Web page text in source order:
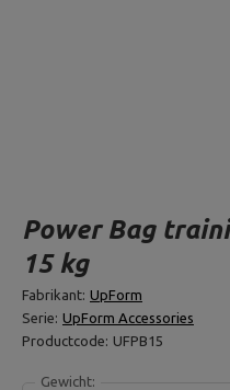
Power Bag
15 kg
Fabrikant: UpForm
Serie: UpForm Accessories
Productcode: UFPB15
Gewicht: